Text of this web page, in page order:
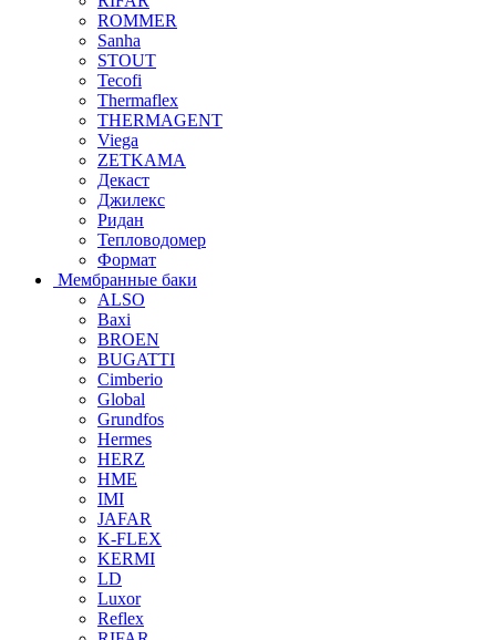
ROMMER
Sanha
STOUT
Tecofi
Thermaflex
THERMAGENT
Viega
ZETKAMA
Декаст
Джилекс
Ридан
Тепловодомер
Формат
Мембранные баки
ALSO
Baxi
BROEN
BUGATTI
Cimberio
Global
Grundfos
Hermes
HERZ
HME
IMI
JAFAR
K-FLEX
KERMI
LD
Luxor
Reflex